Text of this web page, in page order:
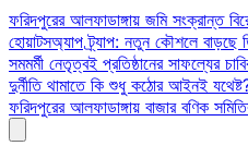
Skip
to
content
ফরিদপুরের আলফাডাঙ্গায় জমি সংক্রান্ত
হোয়াটসঅ্যাপ ট্র্যাপ: নতুন কৌশলে বাড়ছে
সমমর্মী নেতৃত্বই প্রতিষ্ঠানের সাফল্যের
দুর্নীতি থামাতে কি শুধু কঠোর আইনই
ফরিদপুরের আলফাডাঙ্গায় বাজার বণিক